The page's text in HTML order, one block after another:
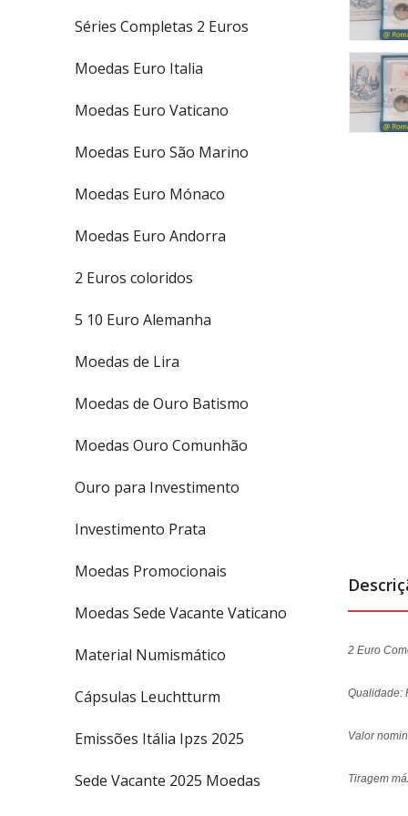
2 Euro
Qualidade:
Valor
Tiragem
Séries Completas 2 Euros
Moedas Euro Italia
Moedas Euro Vaticano
Moedas Euro São Marino
Moedas Euro Mónaco
Moedas Euro Andorra
2 Euros coloridos
5 10 Euro Alemanha
Moedas de Lira
Moedas de Ouro Batismo
Moedas Ouro Comunhão
Ouro para Investimento
Investimento Prata
Moedas Promocionais
Moedas Sede Vacante Vaticano
Material Numismático
Cápsulas Leuchtturm
Emissões Itália Ipzs 2025
Sede Vacante 2025 Moedas